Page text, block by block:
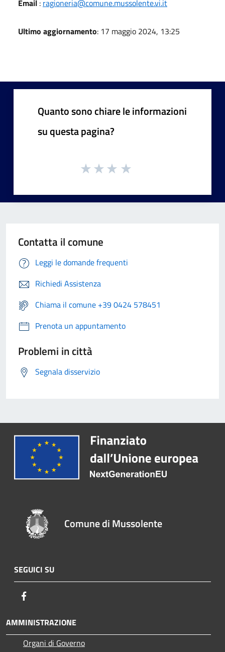
Email : ragioneria@comune.mussolente.vi.it
Ultimo aggiornamento: 17 maggio 2024, 13:25
Quanto sono chiare le informazioni
su questa pagina?
Contatta il comune
Leggi le domande frequenti
Richiedi Assistenza
Chiama il comune +39 0424 578451
Prenota un appuntamento
Problemi in città
Segnala disservizio
Comune di Mussolente
SEGUICI SU
AMMINISTRAZIONE
Organi di Governo